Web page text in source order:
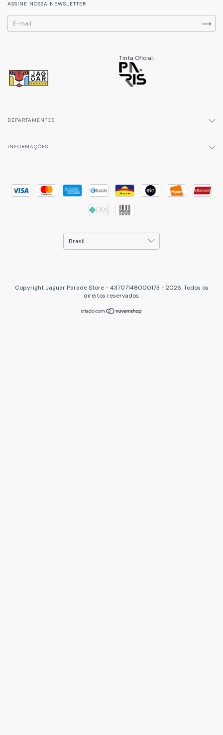
ASSINE NOSSA NEWSLETTER
Tinta Oficial:
DEPARTAMENTOS
INFORMAÇÕES
Copyright Jaguar Parade Store - 43707148000173 - 2026. Todos os
direitos reservados.